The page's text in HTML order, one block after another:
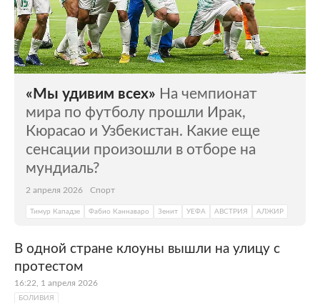
«Мы удивим всех» На чемпионат
мира по футболу прошли Ирак,
Кюрасао и Узбекистан. Какие еще
сенсации произошли в отборе на
мундиаль?
2 апреля 2026 Спорт
Тимур Кападзе Фабио Каннаваро Зенит УЕФА АВСТРИЯ АЛЖИР
В одной стране клоуны вышли на улицу с
протестом
16:22, 1 апреля 2026
БОЛИВИЯ